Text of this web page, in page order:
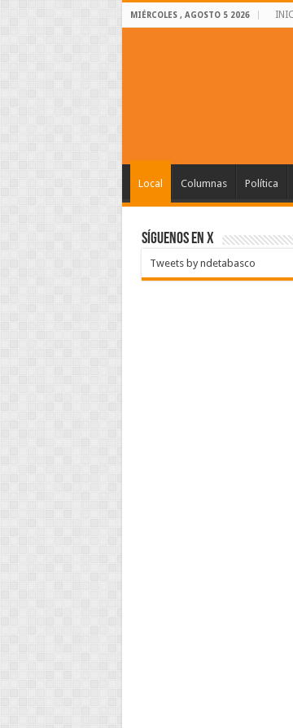
MIÉRCOLES , AGOSTO 5 2026
Local Columnas Política
SÍGUENOS EN X
Tweets by ndetabasco